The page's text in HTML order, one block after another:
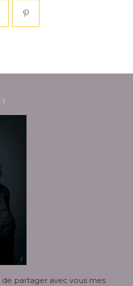
!
de partager avec vous mes